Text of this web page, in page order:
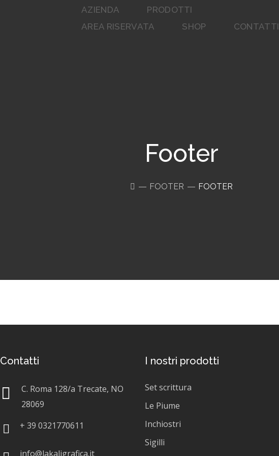
AZIENDA
PRODOTTI
AREA RISERVATA
SHOP CONTATTI
Footer
FOOTER FOOTER
Contatti
C. Roma 128/a Trecate, NO
28069
+ 39 0321770611
info@lakaligrafica.it
I nostri prodotti
Set scrittura
Le Piume
Inchiostri
Sigilli